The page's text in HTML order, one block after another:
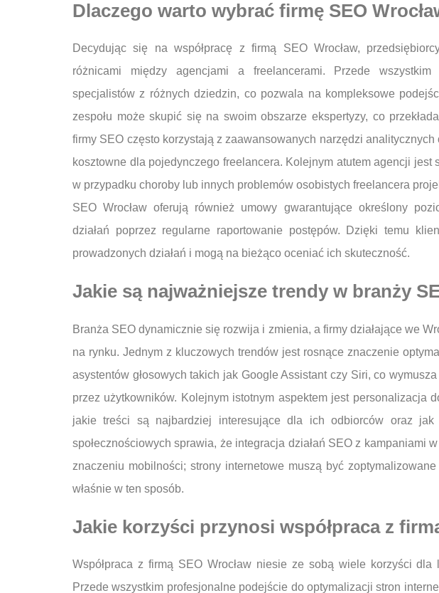
Dlaczego warto wybrać firmę SEO
Decydując się na współpracę z firmą SEO Wrocław,
różnicami między agencjami a freelancerami. Przede wszystkim
specjalistów z różnych dziedzin, co pozwala na kompleksowe
zespołu może skupić się na swoim obszarze ekspertyzy, co
firmy SEO często korzystają z zaawansowanych narzędzi
kosztowne dla pojedynczego freelancera. Kolejnym atutem agencji jest
w przypadku choroby lub innych problemów osobistych freelancera
SEO Wrocław oferują również umowy gwarantujące określony
działań poprzez regularne raportowanie postępów. Dzięki temu
prowadzonych działań i mogą na bieżąco oceniać ich skuteczność.
Jakie są najważniejsze trendy w branży
Branża SEO dynamicznie się rozwija i zmienia, a firmy działające we
na rynku. Jednym z kluczowych trendów jest rosnące znaczenie
asystentów głosowych takich jak Google Assistant czy Siri, co
przez użytkowników. Kolejnym istotnym aspektem jest personalizacja
jakie treści są najbardziej interesujące dla ich odbiorców oraz
społecznościowych sprawia, że integracja działań SEO z
znaczeniu mobilności; strony internetowe muszą być
właśnie w ten sposób.
Jakie korzyści przynosi współpraca z
Współpraca z firmą SEO Wrocław niesie ze sobą wiele korzyści
Przede wszystkim profesjonalne podejście do optymalizacji stron